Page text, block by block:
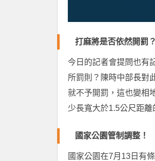
打麻將是否依然開罰？
今日的記者會提問也有
所罰則？陳時中部長對
就不予開罰，這也變相
少長寬大於1.5公尺距
國家公園管制調整！
國家公園在7月13日有